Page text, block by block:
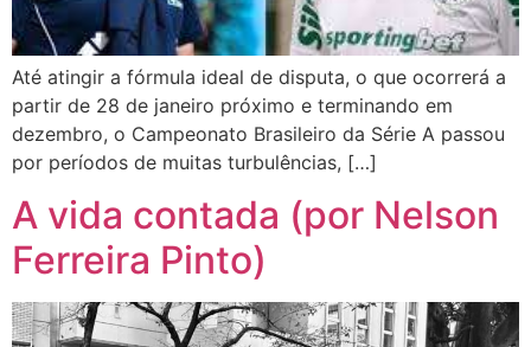
Até atingir a fórmula ideal de disputa, o que ocorrerá a
partir de 28 de janeiro próximo e terminando em
dezembro, o Campeonato Brasileiro da Série A passou
por períodos de muitas turbulências, […]
A vida contada (por Nelson
Ferreira Pinto)